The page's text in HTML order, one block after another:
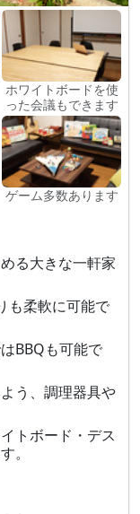
ホワイトボードを使
った会議もできます
ゲーム多数あります
る大きな一軒家
も柔軟に可能で
BBQも可能で
う、調理器具や
トボード・デス
。